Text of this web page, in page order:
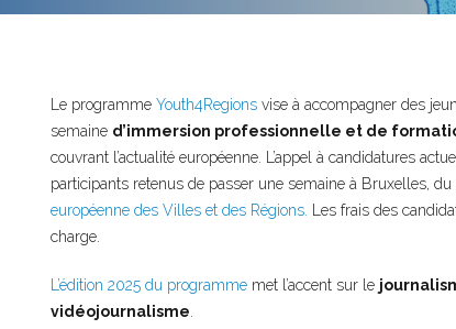
Le programme Youth4Regionsvise à accompagner des
semaine d’immersion professionnelle et de
couvrant l’actualité européenne. L’appel à candidatures
participants retenus de passer une semaine à Bruxelles, du
européenne des Villes et des Régions. Les frais des
charge.
L’édition 2025 du programmemet l’accent sur le
vidéojournalisme.